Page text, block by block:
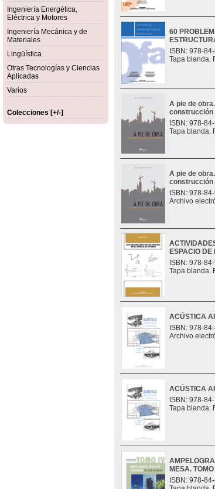
Ingeniería Energética,
Eléctrica y Motores
Ingeniería Mecánica y de
Materiales
Lingüística
Otras Tecnologías y Ciencias
Aplicadas
Varios
Colecciones [+/-]
60
ISBN: 978-
Tapa blanda.
A pie de
construcción
ISBN: 978-
Tapa blanda.
A pie de
construcción
ISBN: 978-
Archivo
ESPACIO DE
ISBN: 978-
Tapa blanda.
ACÚSTICA
ISBN: 978-
Archivo
ACÚSTICA
ISBN: 978-
Tapa blanda.
MESA.
ISBN: 978-